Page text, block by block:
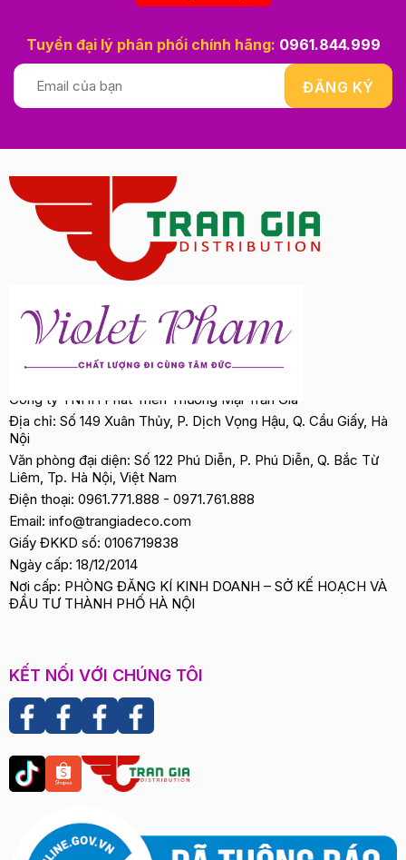
Tuyển đại lý phân phối chính hãng: 0961.844.999
Công ty TNHH Phát Triển Thương Mại Trần Gia
Địa chỉ: Số 149 Xuân Thủy, P. Dịch Vọng Hậu, Q. Cầu Giấy, Hà
Nội
Văn phòng đại diện: Số 122 Phú Diễn, P. Phú Diễn, Q. Bắc Từ
Liêm, Tp. Hà Nội, Việt Nam
Điện thoại: 0961.771.888 - 0971.761.888
Email: info@trangiadeco.com
Giấy ĐKKD số: 0106719838
Ngày cấp: 18/12/2014
Nơi cấp: PHÒNG ĐĂNG KÍ KINH DOANH – SỞ KẾ HOẠCH VÀ
ĐẦU TƯ THÀNH PHỐ HÀ NỘI
KẾT NỐI VỚI CHÚNG TÔI